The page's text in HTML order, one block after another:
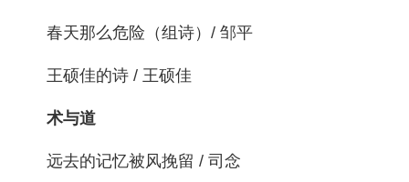
春天那么危险（组诗）/ 邹平
王硕佳的诗 / 王硕佳
术与道
远去的记忆被风挽留 / 司念